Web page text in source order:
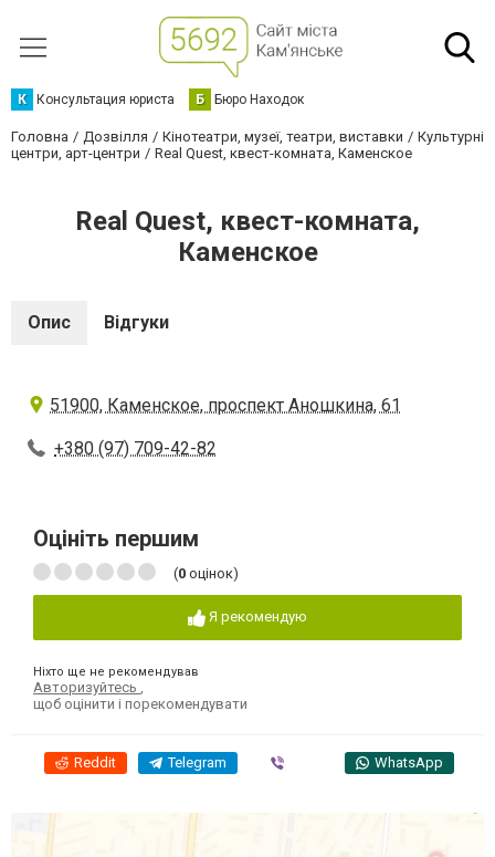
К Консультация юриста Б Бюро Находок
Головна Дозвілля Кінотеатри, музеї, театри, виставки
Культурні
центри, арт-центри
Real Quest, квест-комната, Каменское
Real Quest, квест-комната,
Каменское
Опис Відгуки
51900, Каменское, проспект Аношкина, 61
+380 (97) 709-42-82
Оцініть першим
(0 оцінок)
Я рекомендую
Ніхто ще не рекомендував
Авторизуйтесь
щоб оцінити і порекомендувати
Reddit Telegram WhatsApp